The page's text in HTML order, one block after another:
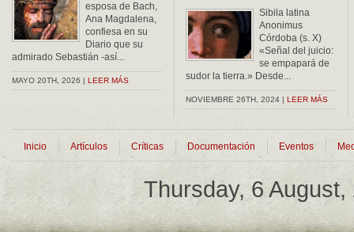
esposa de Bach,
Ana Magdalena,
confiesa en su
Diario que su
admirado Sebastián -así...
MAYO 20TH, 2026 | LEER MÁS
Sibila latina
Anonimus
Córdoba (s. X)
«Señal del juicio:
se empapará de
sudor la tierra.» Desde...
NOVIEMBRE 26TH, 2024 | LEER MÁS
Inicio Artículos Críticas Documentación Eventos
Thursday, 6